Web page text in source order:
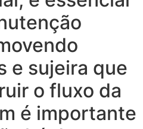
e sujeira que
o fluxo da
é importante